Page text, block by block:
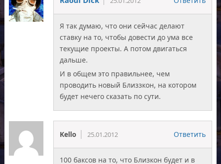
Я так думаю, что они сейчас делают
ставку на то, чтобы довести до ума все
текущие проекты. А потом двигаться
дальше.
И в общем это правильнее, чем
проводить новый Близзкон, на котором
будет нечего сказать по сути.
Kello 25.01.2012 Ответить
100 баксов на то, что Близкон будет и в